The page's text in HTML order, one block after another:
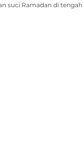
suci Ramadan di tengah